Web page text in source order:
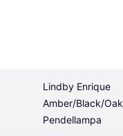
Lindby Enrique
Amber/Black/Oak
Pendellampa